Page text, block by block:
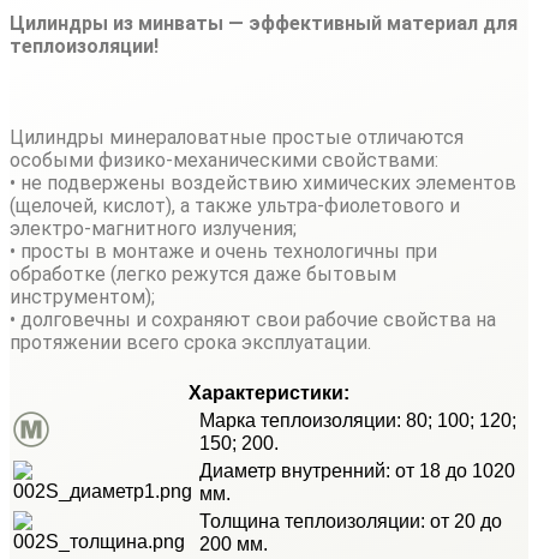
Цилиндры из минваты — эффективный материал для
теплоизоляции!
Цилиндры минераловатные простые отличаются
особыми физико-механическими свойствами:
• не подвержены воздействию химических элементов
(щелочей, кислот), а также ультра-фиолетового и
электро-магнитного излучения;
• просты в монтаже и очень технологичны при
обработке (легко режутся даже бытовым
инструментом);
• долговечны и сохраняют свои рабочие свойства на
протяжении всего срока эксплуатации.
Характеристики:
Марка теплоизоляции: 80; 100; 120;
150; 200.
Диаметр внутренний: от 18 до 1020
мм.
Толщина теплоизоляции: от 20 до
200 мм.